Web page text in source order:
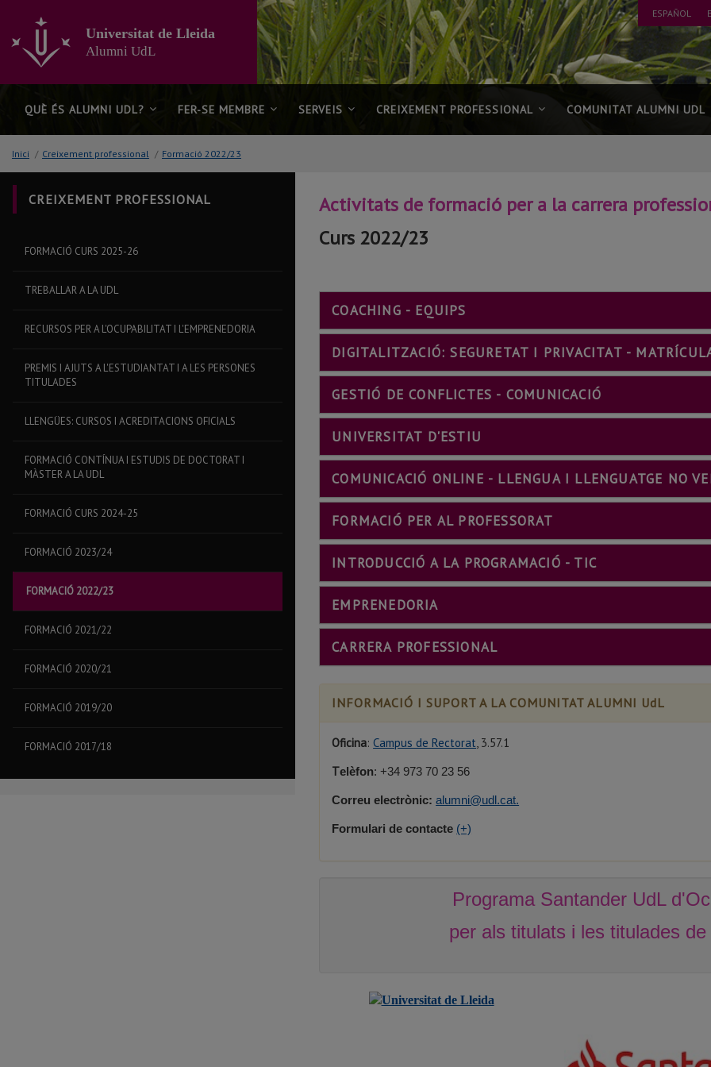
contingut
principal
la
pàgina
ESPAÑOL
Universitat de Lleida
Alumni UdL
QUÈ ÉS ALUMNI UDL? FER-SE MEMBRE SERVEIS CREIXEMENT PROFESSIONAL COMUNITAT ALUMNI UDL
Inici / Creixement professional / Formació 2022/23
CREIXEMENT PROFESSIONAL
FORMACIÓ CURS 2025-26
TREBALLAR A LA UDL
RECURSOS PER A L'OCUPABILITAT I L'EMPRENEDORIA
PREMIS I AJUTS A L'ESTUDIANTAT I A LES PERSONES
TITULADES
LLENGÜES: CURSOS I ACREDITACIONS OFICIALS
FORMACIÓ CONTÍNUA I ESTUDIS DE DOCTORAT I
MÀSTER A LA UDL
FORMACIÓ CURS 2024-25
FORMACIÓ 2023/24
FORMACIÓ 2022/23
FORMACIÓ 2021/22
FORMACIÓ 2020/21
FORMACIÓ 2019/20
FORMACIÓ 2017/18
Activitats de formació per a la carrera
Curs 2022/23
COACHING - EQUIPS
DIGITALITZACIÓ: SEGURETAT I PRIVACITAT -
GESTIÓ DE CONFLICTES - COMUNICACIÓ???
UNIVERSITAT D'ESTIU
COMUNICACIÓ ONLINE - LLENGUA I LLENGUATGE NO
FORMACIÓ PER AL PROFESSORAT
INTRODUCCIÓ A LA PROGRAMACIÓ - TIC???
EMPRENEDORIA
CARRERA PROFESSIONAL???
INFORMACIÓ I SUPORT A LA COMUNITAT ALUMNI UdL
Oficina:Campus de Rectorat, 3.57.1
Telèfon: +34 973 70 23 56
Correu electrònic: alumni@udl.cat.
Formulari de contacte (+)
Programa Santander UdL
per als titulats i les titulades